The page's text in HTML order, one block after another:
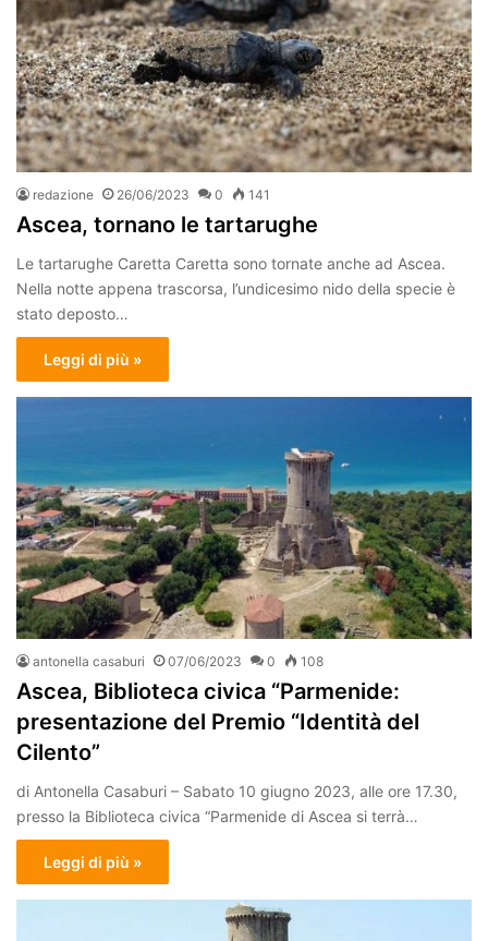
redazione 26/06/2023 0 141
Ascea, tornano le tartarughe
Le tartarughe Caretta Caretta sono tornate anche ad Ascea.
Nella notte appena trascorsa, l’undicesimo nido della specie è
stato deposto…
Leggi di più »
antonella casaburi 07/06/2023 0 108
Ascea, Biblioteca civica “Parmenide:
presentazione del Premio “Identità del
Cilento”
di Antonella Casaburi – Sabato 10 giugno 2023, alle ore 17.30,
presso la Biblioteca civica “Parmenide di Ascea si terrà…
Leggi di più »